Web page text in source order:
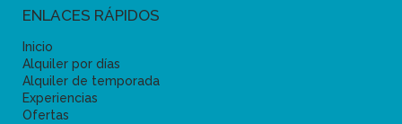
ENLACES RÁPIDOS
Inicio
Alquiler por días
Alquiler de temporada
Experiencias
Ofertas